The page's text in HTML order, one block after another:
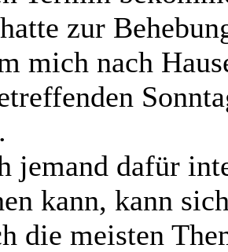
zur
mich nach
jemand dafür
kann, kann
die meisten